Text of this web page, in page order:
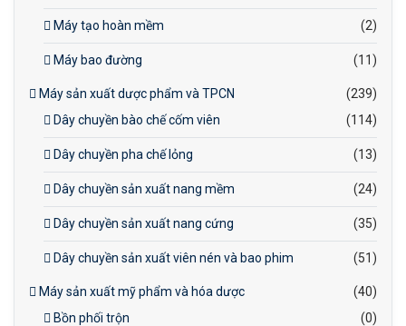
Máy tạo hoàn mềm (2)
Máy bao đường (11)
Máy sản xuất dược phẩm và TPCN
(239)
Dây chuyền bào chế cốm viên
(114)
Dây chuyền pha chế lỏng (13)
Dây chuyền sản xuất nang mềm (24)
Dây chuyền sản xuất nang cứng (35)
Dây chuyền sản xuất viên nén và bao phim (51)
Máy sản xuất mỹ phẩm và hóa dược
(40)
Bồn phối trộn
(0)